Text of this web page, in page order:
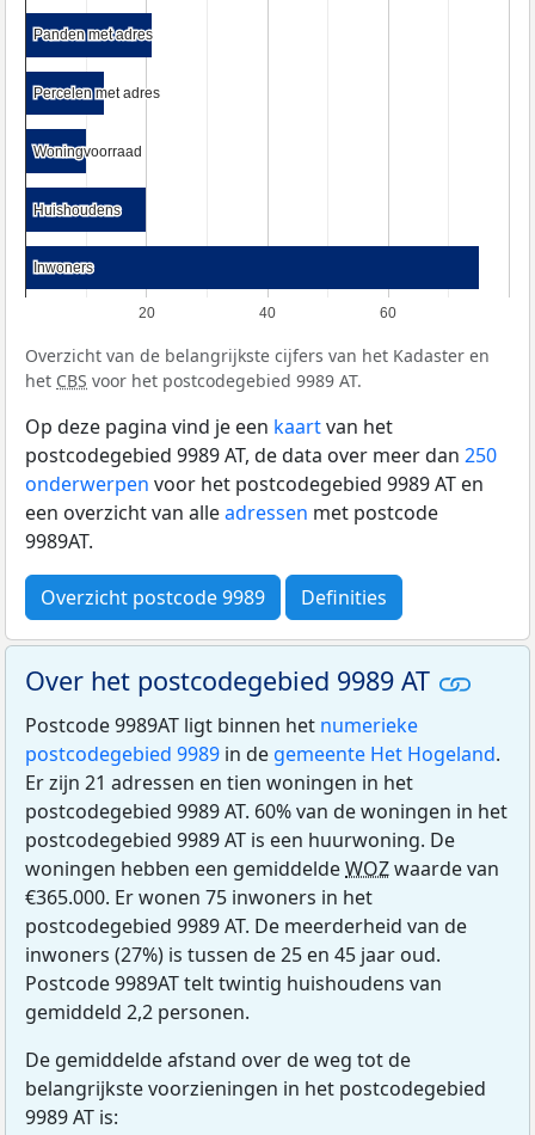
20 40 60
Panden met adres
Panden met adres
Percelen met adres
Percelen met adres
Woningvoorraad
Woningvoorraad
Huishoudens
Huishoudens
Inwoners
Inwoners
Overzicht van de belangrijkste cijfers van het Kadaster en
het CBS voor het postcodegebied 9989 AT.
Op deze pagina vind je een kaartvan het
postcodegebied 9989 AT, de data over meer dan 250
onderwerpen voor het postcodegebied 9989 AT en
een overzicht van alleadressen met postcode
9989AT.
Overzicht postcode 9989 Definities
Over het postcodegebied 9989 AT
Postcode 9989AT ligt binnen het numerieke
postcodegebied 9989 in de gemeente Het Hogeland.
Er zijn 21 adressen en tien woningen in het
postcodegebied 9989 AT. 60% van de woningen in het
postcodegebied 9989 AT is een huurwoning. De
woningen hebben een gemiddeldeWOZwaarde van
€365.000. Er wonen 75 inwoners in het
postcodegebied 9989 AT. De meerderheid van de
inwoners (27%) is tussen de 25 en 45 jaar oud.
Postcode 9989AT telt twintig huishoudens van
gemiddeld 2,2 personen.
De gemiddelde afstand over de weg tot de
belangrijkste voorzieningen in het postcodegebied
9989 AT is: